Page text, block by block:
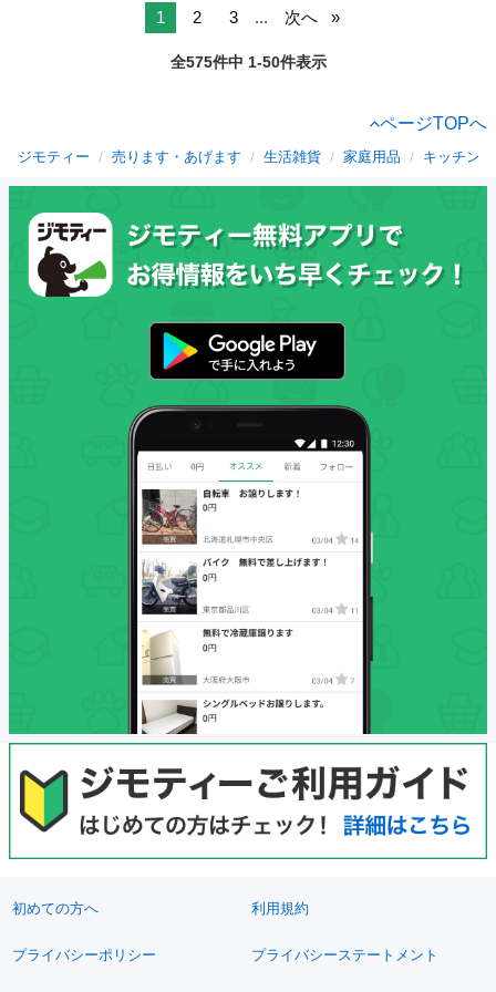
1 2 3 ... 次へ
全575件中 1-50件表示
ページTOPへ
ジモティー 売ります・あげます 生活雑貨 家庭用品 キッチン
初めての方へ 利用規約
プライバシーポリシー プライバシーステートメント